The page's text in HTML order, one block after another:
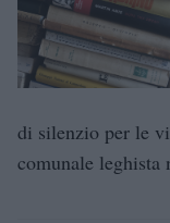
di silenzio per le
comunale leghista